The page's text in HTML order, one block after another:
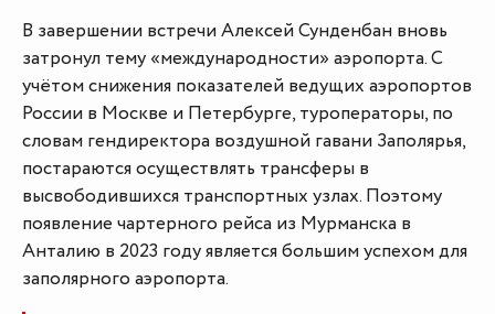
В завершении встречи Алексей Сунденбан вновь
затронул тему «международности» аэропорта. С
учётом снижения показателей ведущих аэропортов
России в Москве и Петербурге, туроператоры, по
словам гендиректора воздушной гавани Заполярья,
постараются осуществлять трансферы в
высвободившихся транспортных узлах. Поэтому
появление чартерного рейса из Мурманска в
Анталию в 2023 году является большим успехом для
заполярного аэропорта.